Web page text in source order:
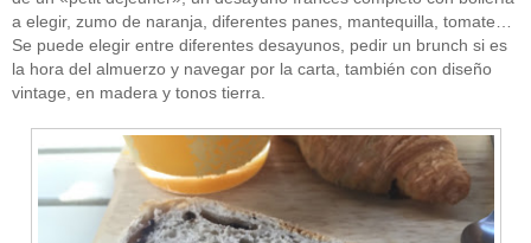
a elegir, zumo de naranja, diferentes panes, mantequilla, tomate…
Se puede elegir entre diferentes desayunos, pedir un brunch si es
la hora del almuerzo y navegar por la carta, también con diseño
vintage, en madera y tonos tierra.